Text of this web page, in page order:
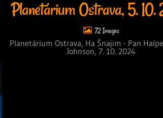
Planetárium Ostrava, 5.
72
Planetárium Ostrava, Ha Šnajim - Pan
Johnson, 7. 10. 2024